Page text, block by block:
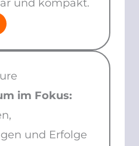
im Fokus:
und Erfolge